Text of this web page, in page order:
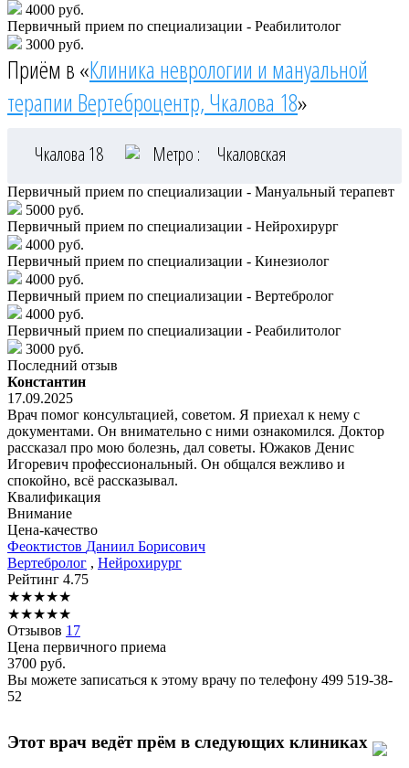
4000 руб.
Первичный прием по специализации - Реабилитолог
3000 руб.
Приём в «Клиника неврологии и мануальной
терапии Вертеброцентр, Чкалова 18»
Чкалова 18 Метро : Чкаловская
Первичный прием по специализации - Мануальный терапевт
5000 руб.
Первичный прием по специализации - Нейрохирург
4000 руб.
Первичный прием по специализации - Кинезиолог
4000 руб.
Первичный прием по специализации - Вертебролог
4000 руб.
Первичный прием по специализации - Реабилитолог
3000 руб.
Последний отзыв
Константин
17.09.2025
Врач помог консультацией, советом. Я приехал к нему с
документами. Он внимательно с ними ознакомился. Доктор
рассказал про мою болезнь, дал советы. Южаков Денис
Игоревич профессиональный. Он общался вежливо и
спокойно, всё рассказывал.
Квалификация
Внимание
Цена-качество
Феоктистов Даниил Борисович
Вертебролог , Нейрохирург
Рейтинг 4.75
★★★★★
★★★★★
Отзывов 17
Цена первичного приема
3700 руб.
Вы можете записаться к этому врачу по телефону 499 519-38-
52
Этот врач ведёт прём в следующих клиниках